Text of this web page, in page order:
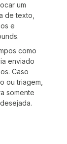
um
de texto,
e
como
enviado
Caso
ou triagem,
somente